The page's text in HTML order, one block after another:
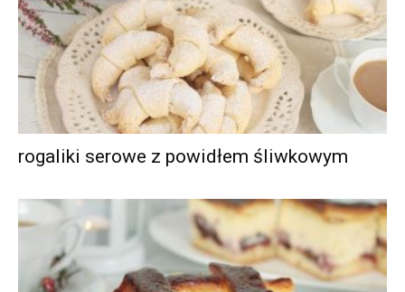
rogaliki serowe z powidłem śliwkowym